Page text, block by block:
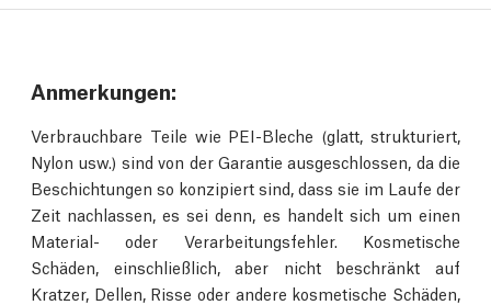
Anmerkungen:
Verbrauchbare Teile wie PEI-Bleche (glatt, strukturiert,
Nylon usw.) sind von der Garantie ausgeschlossen, da die
Beschichtungen so konzipiert sind, dass sie im Laufe der
Zeit nachlassen, es sei denn, es handelt sich um einen
Material- oder Verarbeitungsfehler. Kosmetische
Schäden, einschließlich, aber nicht beschränkt auf
Kratzer, Dellen, Risse oder andere kosmetische Schäden,